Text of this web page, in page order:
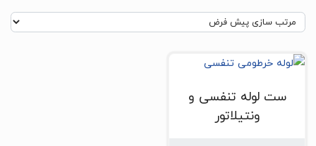
ست لوله تنفسی و
ونتیلاتور